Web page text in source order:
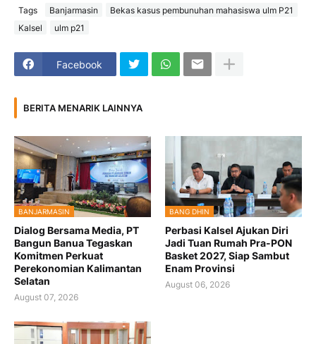
Tags Banjarmasin
Bekas kasus pembunuhan mahasiswa ulm P21
Kalsel
ulm p21
Facebook
BERITA MENARIK LAINNYA
BANJARMASIN
Dialog Bersama Media, PT
Bangun Banua Tegaskan
Komitmen Perkuat
Perekonomian Kalimantan
Selatan
August 07, 2026
BANG DHIN
Perbasi Kalsel Ajukan Diri
Jadi Tuan Rumah Pra-PON
Basket 2027, Siap Sambut
Enam Provinsi
August 06, 2026